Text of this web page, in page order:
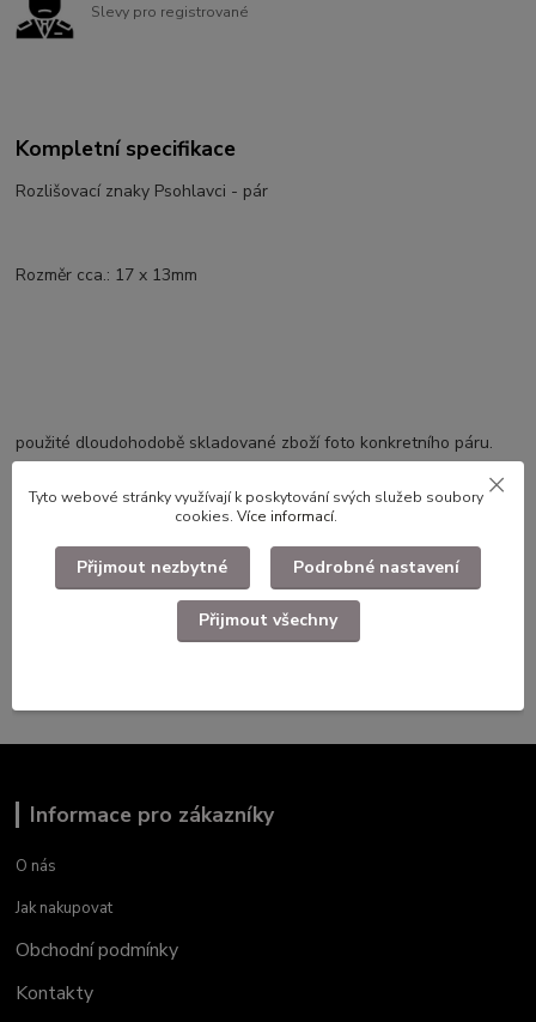
Slevy pro registrované
Kompletní specifikace
Rozlišovací znaky Psohlavci - pár
Rozměr cca.: 17 x 13mm
použité dloudohodobě skladované zboží foto konkretního páru.
Faleristika, odznaky, nášivky
Odznaky ČSLA, LM, SNB, Svazarm
Informace pro zákazníky
O nás
Jak nakupovat
Obchodní podmínky
Kontakty
Tyto webové stránky využívají k poskytování svých služeb soubory
cookies. Více informací.
Přijmout nezbytné Podrobné nastavení
Přijmout všechny